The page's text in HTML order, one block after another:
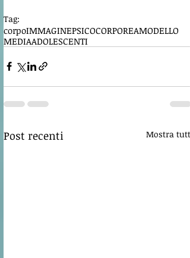
Tag:
corpoIMMAGINEPSICOCORPOREAMODELLO
MEDIAADOLESCENTI
Post recenti Mostra tutti